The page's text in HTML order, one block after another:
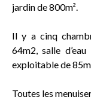
jardin de 800m².
Il y a cinq
64m2, salle
exploitable de
Toutes les